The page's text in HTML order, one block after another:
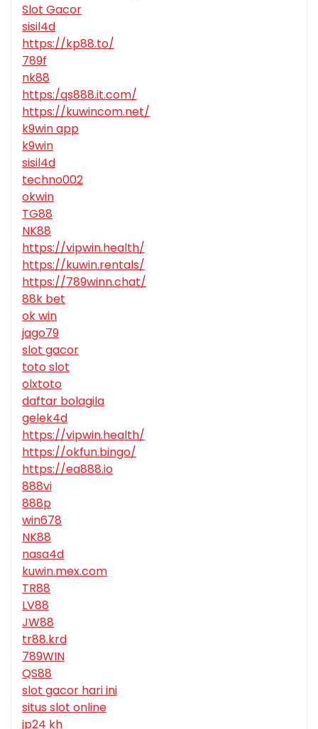
Slot Gacor
sisil4d
https://kp88.to/
789f
nk88
https:/qs888.it.com/
https://kuwincom.net/
k9win app
k9win
sisil4d
techno002
okwin
TG88
NK88
https://vipwin.health/
https://kuwin.rentals/
https://789winn.chat/
88k bet
ok win
jago79
slot gacor
toto slot
olxtoto
daftar bolagila
gelek4d
https://vipwin.health/
https://okfun.bingo/
https://ea888.io
888vi
888p
win678
NK88
nasa4d
kuwin.mex.com
TR88
LV88
JW88
tr88.krd
789WIN
QS88
slot gacor hari ini
situs slot online
jp24 kh